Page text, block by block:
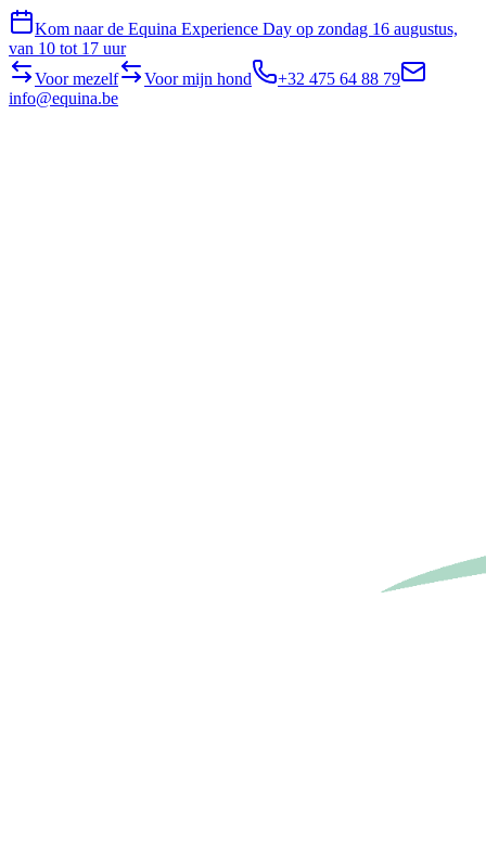
Kom naar de Equina Experience Day op zondag 16 augustus,
van 10 tot 17 uur
Voor mezelf
Voor mijn hond
+32 475 64 88 79
info@equina.be